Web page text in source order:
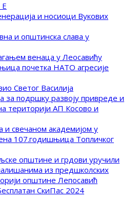
и носиоци Вукових
и општинска слава у
венаца у Леосавићу
почетка НАТО агресије
Светог Василија
за подршку развоју привреде и
територији АП Косово и
свечаном академијом у
107.годишњица Топличког
општине и грдови уручили
из предшколских
општине Лепосавић
СкиПас 2024